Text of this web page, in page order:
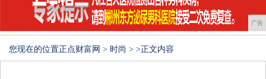
广告
您现在的位置正点财富网 > 时尚 > >正文内容